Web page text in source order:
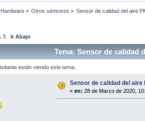
Hardware» Otros sensores » Sensor de calidad del aire
5 Ir Abajo
Tema: Sensor de calidad
están viendo este tema.
Sensor de calidad del aire
« en: 28 de Marzo de 2020,